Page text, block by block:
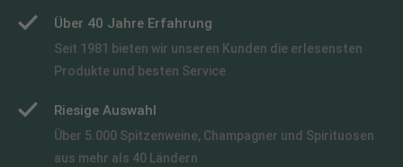
Über 40 Jahre Erfahrung
Seit 1981 bieten wir unseren Kunden die erlesensten
Produkte und besten Service
Riesige Auswahl
Über 5.000 Spitzenweine, Champagner und Spirituosen
aus mehr als 40 Ländern